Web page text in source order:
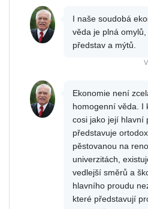
I naše soudobá
věda je plná
představ a mýtů.
Ekonomie není
homogenní věda. I
cosi jako její hlavní
představuje
pěstovanou na
univerzitách,
vedlejší směrů a
hlavního proudu
které představují